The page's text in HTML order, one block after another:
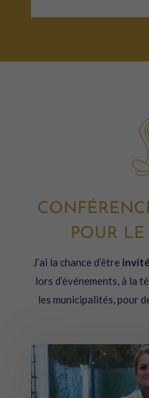
POUR LE
J’ai la chance d’être
lors d’événements, à la
les municipalités, pour